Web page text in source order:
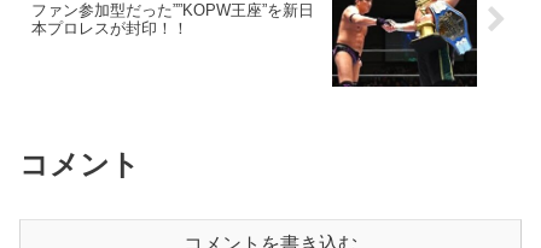
ファン参加型だった””KOPW王座”を新日
本プロレスが封印！！
コメント